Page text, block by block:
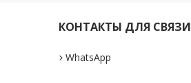
КОНТАКТЫ ДЛЯ СВЯЗИ
WhatsApp